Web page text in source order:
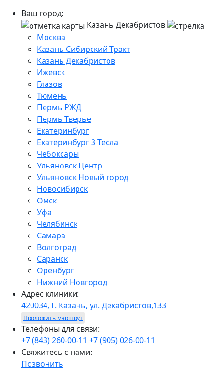
Ваш город:
Казань Декабристов
Москва
Казань Сибирский Тракт
Казань Декабристов
Ижевск
Глазов
Тюмень
Пермь РЖД
Пермь Тверье
Екатеринбург
Екатеринбург 3 Тесла
Чебоксары
Ульяновск Центр
Ульяновск Новый город
Новосибирск
Омск
Уфа
Челябинск
Самара
Волгоград
Саранск
Оренбург
Нижний Новгород
Адрес клиники:
420034, Г. Казань, ул. Декабристов,133
Проложить маршрут
Телефоны для связи:
+7 (843) 260-00-11 +7 (905) 026-00-11
Свяжитесь с нами:
Позвонить